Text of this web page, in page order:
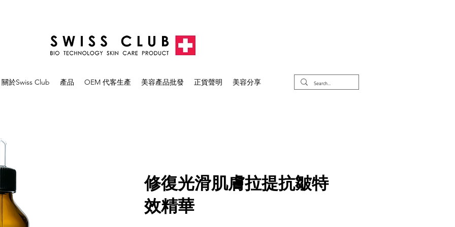
關於Swiss Club 產品 OEM 代客生產 美容產品批發 正貨聲明 美容分享
修復光滑肌膚拉提抗皺特
效精華